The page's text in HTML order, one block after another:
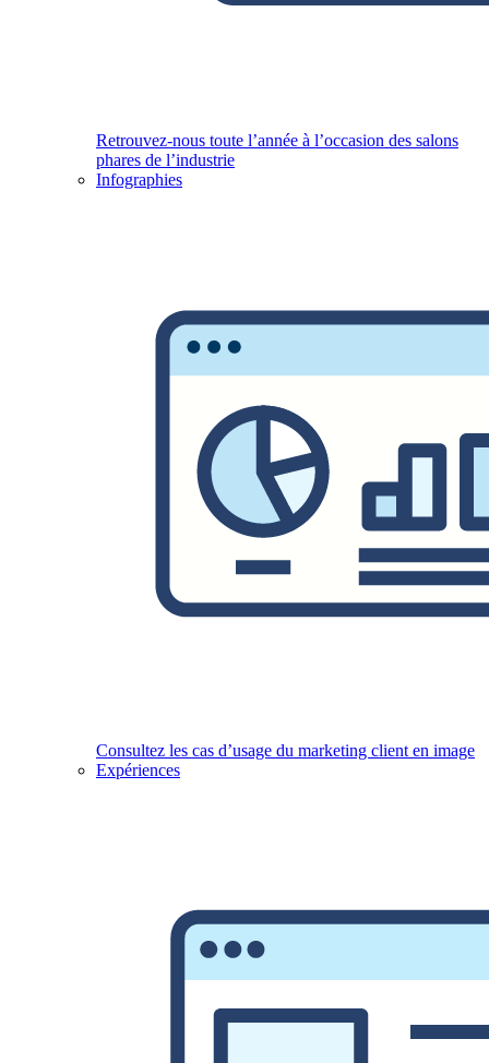
Retrouvez-nous toute l’année à l’occasion des salons
phares de l’industrie
Infographies
Consultez les cas d’usage du marketing client en image
Expériences